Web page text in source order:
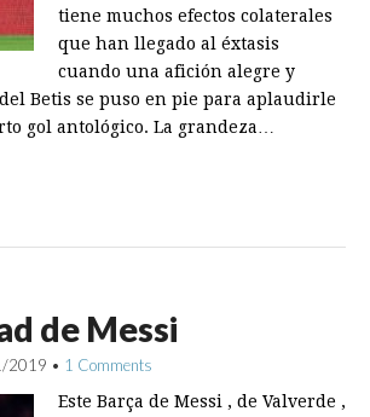
tiene muchos efectos colaterales
que han llegado al éxtasis
cuando una afición alegre y
Betis se puso en pie para aplaudirle
gol antológico. La grandeza…
de Messi
2019 • 1 Comments
Este Barça de Messi , de Valverde ,